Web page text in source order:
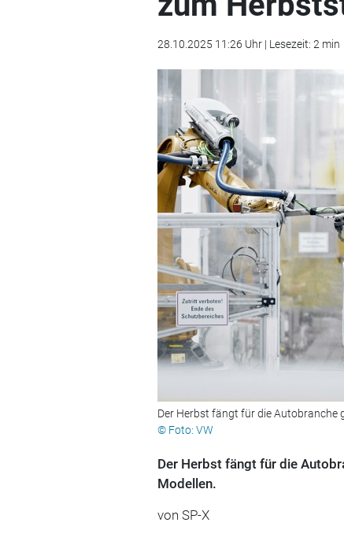
28.10.2025 11:26 Uhr | Lesezeit: 2 min
Der Herbst fängt für die Autobranche
© Foto: VW
Der Herbst fängt für die
Modellen.
von SP-X